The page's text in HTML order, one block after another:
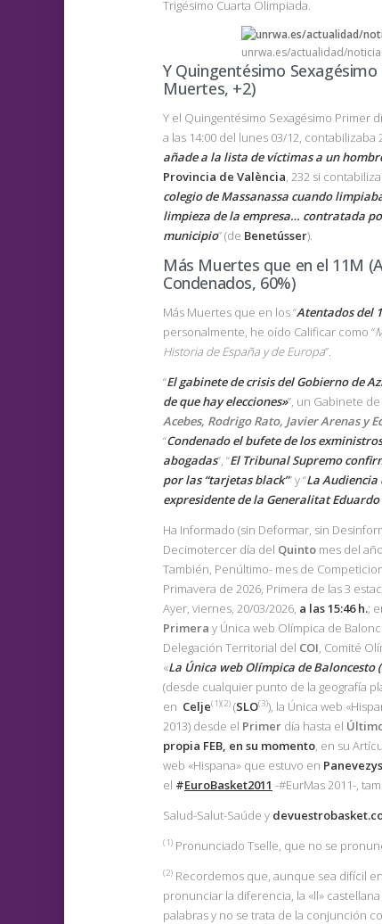
Trigésimo Cuarta Olimpiada.
unrwa.es/actualidad/
Y Quingentésimo
Muertes, +2)
Y el Quingentésimo Sexagésimo Primer
a las 14:00 del lunes 03/12, contabilizaba
añade a la lista de víctimas a un
Provincia de València, 232 si
colegio de Massanassa cuando
limpieza de la empresa… contratada
municipio” (de Benetússer).
Más Muertes que en el 11M
Condenados, 60%)
Más Muertes que en los “Atentados del
personalmente, he oído Calificar como “
Historia de España y de Europa”.
“El gabinete de crisis del Gobierno de
de que hay elecciones»”, un Gabinete de
Acebes, Rodrigo Rato, Javier Arenas y
“Condenado el bufete de los
abogadas”, “El Tribunal Supremo
por las “tarjetas black”” y “La Audiencia
expresidente de la Generalitat Eduardo
Ha Informado (sin Deformar, sin
Decimotercer día del Quinto mes del
También, Penúltimo- mes de
Primavera de 2026, Primera de las 3
Ayer, viernes, 20/03/2026, a las 15:46 h.;
Primera y Única web Olímpica de
Delegación Territorial del COI, Comité
«La Única web Olímpica de Baloncesto
(desde cualquier punto de la geografía
en Celje(1)(2) (SLO(3)), la Única web
2013) desde el Primer día hasta el
propia FEB, en su momento, en su
web «Hispana» que estuvo en Panevezys
el #EuroBasket2011 -#EurMas 2011-,
Salud-Salut-Saúde y
(1) Pronunciado Tselle, que no se
(2) Recordemos que, aunque sea difícil
pronunciar la diferencia, la «ll»
palabras y no se trata de la conjunción